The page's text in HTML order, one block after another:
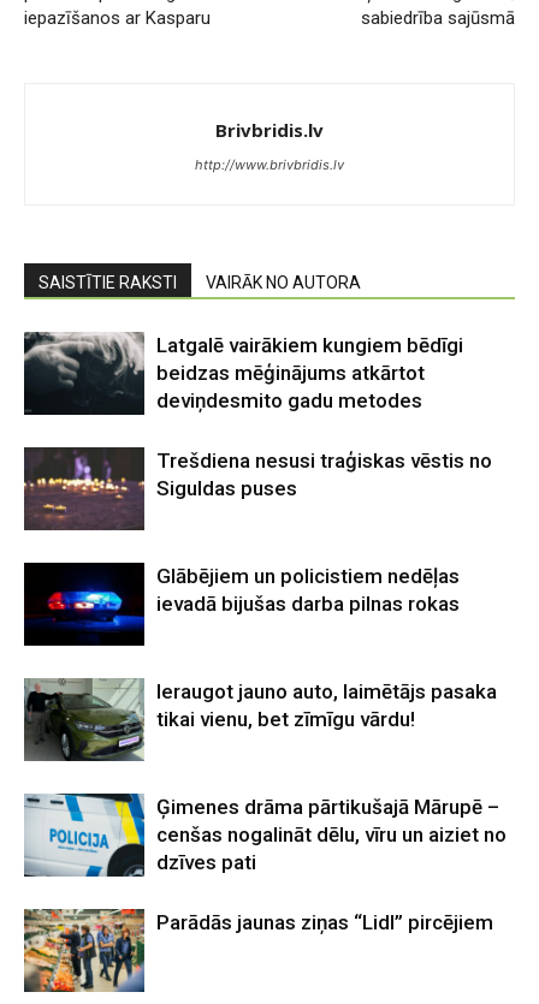
iepazīšanos ar Kasparu
sabiedrība sajūsmā
Brivbridis.lv
http://www.brivbridis.lv
SAISTĪTIE RAKSTI VAIRĀK NO AUTORA
Latgalē vairākiem kungiem bēdīgi
beidzas mēģinājums atkārtot
deviņdesmito gadu metodes
Trešdiena nesusi traģiskas vēstis no
Siguldas puses
Glābējiem un policistiem nedēļas
ievadā bijušas darba pilnas rokas
Ieraugot jauno auto, laimētājs pasaka
tikai vienu, bet zīmīgu vārdu!
Ģimenes drāma pārtikušajā Mārupē –
cenšas nogalināt dēlu, vīru un aiziet no
dzīves pati
Parādās jaunas ziņas “Lidl” pircējiem